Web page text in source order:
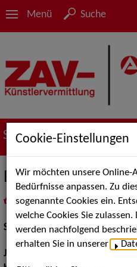
Menü Suche
Suche nach
Birger Frehse
inMeine Merklistelegen
Schauspiel:Bühne
Jahrgang:
Cookie-Einstellungen
Wir möchten unsere Online-
Bedürfnisse anpassen. Zu
sogenannte Cookies ein.
welche Cookies Sie
werden nachfolgend
erhalten Sie in unserer